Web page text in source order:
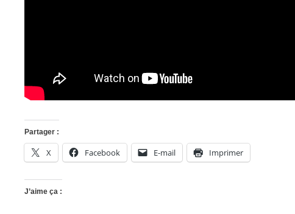
Partager :
X Facebook E-mail Imprimer
J’aime ça :